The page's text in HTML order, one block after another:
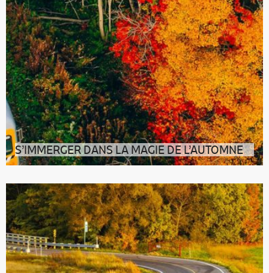
S’IMMERGER DANS LA MAGIE DE L’AUTOMNE
De début septembre à fin novembre, il est un endroit
où il fait particulièrement